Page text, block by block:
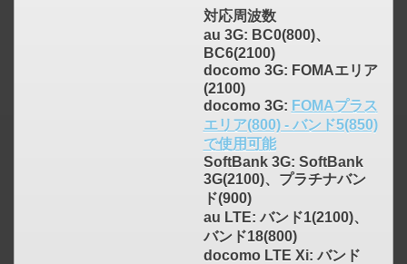
対応周波数
au 3G: BC0(800)、
BC6(2100)
docomo 3G: FOMAエリア
(2100)
docomo 3G: FOMAプラス
エリア(800) - バンド5(850)
で使用可能
SoftBank 3G: SoftBank
3G(2100)、プラチナバン
ド(900)
au LTE: バンド1(2100)、
バンド18(800)
docomo LTE Xi: バンド
click to expand contents